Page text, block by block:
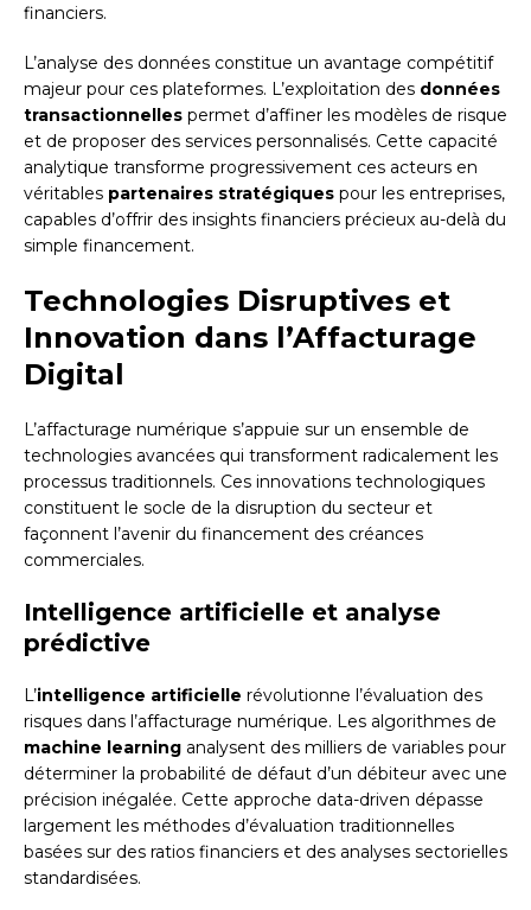
financiers.
L’analyse des données constitue un avantage compétitif
majeur pour ces plateformes. L’exploitation des données
transactionnelles permet d’affiner les modèles de risque
et de proposer des services personnalisés. Cette capacité
analytique transforme progressivement ces acteurs en
véritables partenaires stratégiques pour les entreprises,
capables d’offrir des insights financiers précieux au-delà du
simple financement.
Technologies Disruptives et
Innovation dans l’Affacturage
Digital
L’affacturage numérique s’appuie sur un ensemble de
technologies avancées qui transforment radicalement les
processus traditionnels. Ces innovations technologiques
constituent le socle de la disruption du secteur et
façonnent l’avenir du financement des créances
commerciales.
Intelligence artificielle et analyse
prédictive
L’intelligence artificielle révolutionne l’évaluation des
risques dans l’affacturage numérique. Les algorithmes de
machine learning analysent des milliers de variables pour
déterminer la probabilité de défaut d’un débiteur avec une
précision inégalée. Cette approche data-driven dépasse
largement les méthodes d’évaluation traditionnelles
basées sur des ratios financiers et des analyses sectorielles
standardisées.